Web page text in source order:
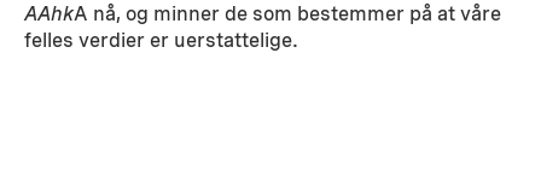
AAhkA nå, og minner de som bestemmer på at våre
felles verdier er uerstattelige.